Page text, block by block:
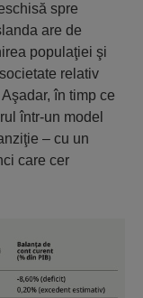
spre
are de
populaţiei şi
relativ
în timp ce
într-un model
– cu un
care cer